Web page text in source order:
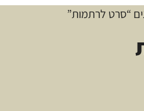
“סרט לרתמות”